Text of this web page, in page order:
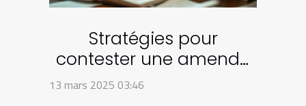
Stratégies pour
contester une amende
administrative en droit
13 mars 2025 03:46